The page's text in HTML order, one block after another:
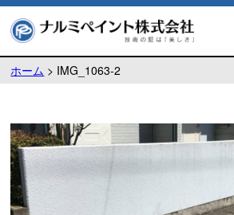
ホーム > IMG_1063-2